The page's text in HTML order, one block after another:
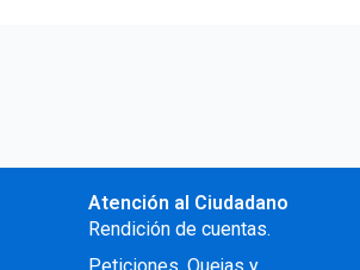
Atención al Ciudadano
Rendición de cuentas.